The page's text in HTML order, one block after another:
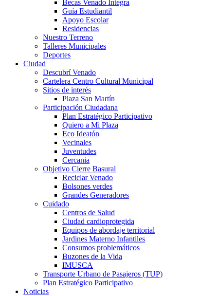
Becas Venado Integra
Guía Estudiantil
Apoyo Escolar
Residencias
Nuestro Terreno
Talleres Municipales
Deportes
Ciudad
Descubrí Venado
Cartelera Centro Cultural Municipal
Sitios de interés
Plaza San Martín
Participación Ciudadana
Plan Estratégico Participativo
Quiero a Mi Plaza
Eco Ideatón
Vecinales
Juventudes
Cercania
Objetivo Cierre Basural
Reciclar Venado
Bolsones verdes
Grandes Generadores
Cuidado
Centros de Salud
Ciudad cardioprotegida
Equipos de abordaje territorial
Jardines Materno Infantiles
Consumos problemáticos
Buzones de la Vida
IMUSCA
Transporte Urbano de Pasajeros (TUP)
Plan Estratégico Participativo
Noticias